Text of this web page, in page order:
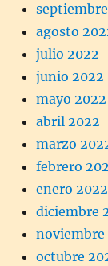
agosto
julio 2022
junio 2022
mayo 2022
abril 2022
marzo
febrero
enero 2022
diciembre
noviembre
octubre